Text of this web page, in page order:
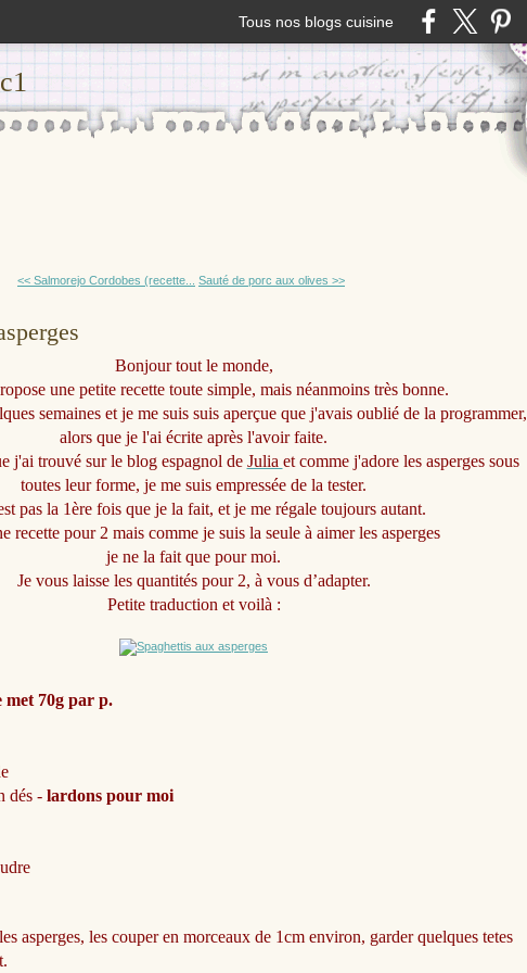
Tous nos blogs cuisine
<< Salmorejo Cordobes (recette... Sauté de porc aux olives >>
Bonjour tout le monde,
une petite recette toute simple, mais néanmoins très bonne.
semaines et je me suis suis aperçue que j'avais oublié de la programmer,
alors que je l'ai écrite après l'avoir faite.
j'ai trouvé sur le blog espagnol de Julia et comme j'adore les asperges sous
toutes leur forme, je me suis empressée de la tester.
pas la 1ère fois que je la fait, et je me régale toujours autant.
recette pour 2 mais comme je suis la seule à aimer les asperges
je ne la fait que pour moi.
Je vous laisse les quantités pour 2, à vous d’adapter.
Petite traduction et voilà :
met 70g par p.
dés - lardons pour moi
asperges, les couper en morceaux de 1cm environ, garder quelques tetes